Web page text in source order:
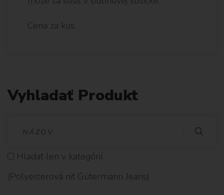
Cena za kus.
Vyhladať Produkt
Hladať len v kategórií
(Polyesterová niť Gütermann Jeans)